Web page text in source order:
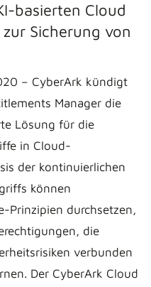
basierten Cloud
Sicherung von
– CyberArk kündigt
Manager die
Lösung für die
in Cloud-
der kontinuierlichen
können
Prinzipien durchsetzen,
die
verbunden
Der CyberArk Cloud